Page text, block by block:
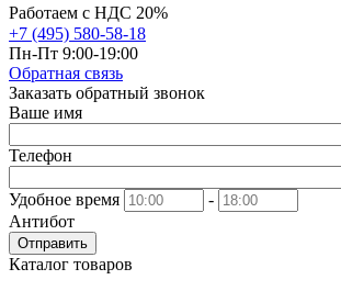
Работаем с НДС 20%
+7 (495) 580-58-18
Пн-Пт 9:00-19:00
Обратная связь
Заказать обратный звонок
Ваше имя
Телефон
Удобное время
-
Антибот
Отправить
Каталог товаров